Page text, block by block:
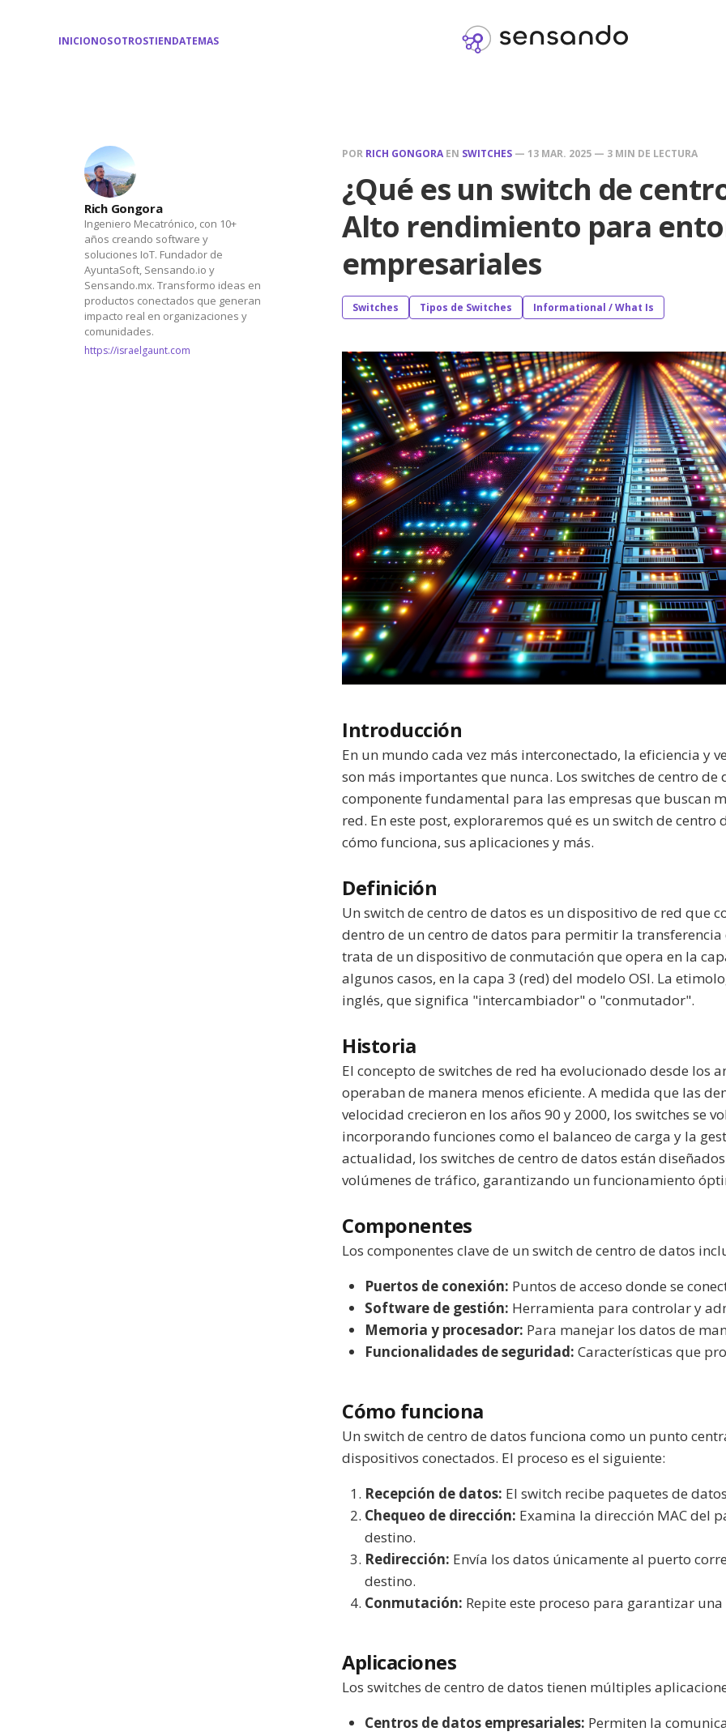
INICIONOSOTROSTIENDATEMAS
Rich Gongora
Ingeniero Mecatrónico, con 10+
años creando software y
soluciones IoT. Fundador de
AyuntaSoft, Sensando.io y
Sensando.mx. Transformo ideas en
productos conectados que generan
impacto real en organizaciones y
comunidades.
https://israelgaunt.com
POR RICH GONGORA EN SWITCHES — 13 MAR. 2025 — 3 MIN DE LECTURA
¿Qué es un switch de
Alto rendimiento para
empresariales
Switches Tipos de Switches Informational / What Is
Introducción
En un mundo cada vez más interconectado, la eficiencia y
son más importantes que nunca. Los switches de centro de
componente fundamental para las empresas que buscan
red. En este post, exploraremos qué es un switch de centro
cómo funciona, sus aplicaciones y más.
Definición
Un switch de centro de datos es un dispositivo de red que
dentro de un centro de datos para permitir la transferencia
trata de un dispositivo de conmutación que opera en la
algunos casos, en la capa 3 (red) del modelo OSI. La
inglés, que significa "intercambiador" o "conmutador".
Historia
El concepto de switches de red ha evolucionado desde los
operaban de manera menos eficiente. A medida que las
velocidad crecieron en los años 90 y 2000, los switches se
incorporando funciones como el balanceo de carga y la
actualidad, los switches de centro de datos están
volúmenes de tráfico, garantizando un funcionamiento
Componentes
Los componentes clave de un switch de centro de datos
Puertos de conexión: Puntos de acceso donde se
Software de gestión: Herramienta para controlar y
Memoria y procesador: Para manejar los datos de
Funcionalidades de seguridad: Características que
Cómo funciona
Un switch de centro de datos funciona como un punto
dispositivos conectados. El proceso es el siguiente:
Recepción de datos: El switch recibe paquetes de
Chequeo de dirección: Examina la dirección MAC del
destino.
Redirección: Envía los datos únicamente al puerto
destino.
Conmutación: Repite este proceso para garantizar
Aplicaciones
Los switches de centro de datos tienen múltiples
Centros de datos empresariales: Permiten la